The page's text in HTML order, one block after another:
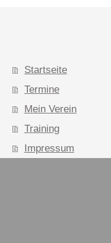
Startseite
Termine
Mein Verein
Training
Impressum